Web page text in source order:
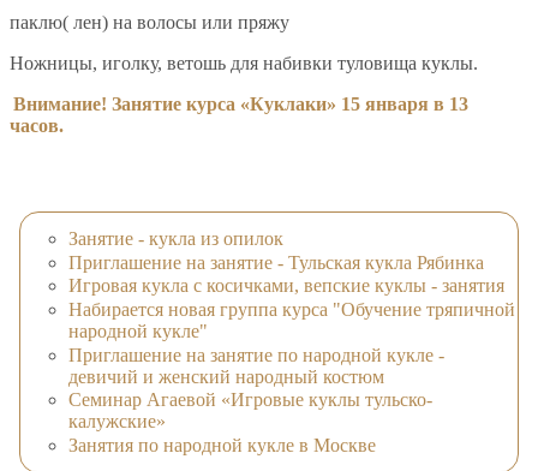
паклю( лен) на волосы или пряжу
Ножницы, иголку, ветошь для набивки туловища куклы.
Внимание! Занятие курса «Куклаки» 15 января в 13
часов.
Занятие - кукла из опилок
Приглашение на занятие - Тульская кукла Рябинка
Игровая кукла с косичками, вепские куклы - занятия
Набирается новая группа курса "Обучение тряпичной
народной кукле"
Приглашение на занятие по народной кукле -
девичий и женский народный костюм
Семинар Агаевой «Игровые куклы тульско-
калужские»
Занятия по народной кукле в Москве